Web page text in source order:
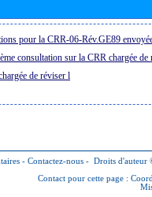
pour la CRR-06-Rév.GE89
consultation sur la CRR chargée
de réviser l
- Contactez-nous - Droits d'auteur
Contact pour cette page :